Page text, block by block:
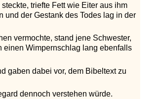
triefte Fett wie Eiter aus ihm
und der Gestank des Todes lag in der
vermochte, stand jene Schwester,
einen Wimpernschlag lang ebenfalls
gaben dabei vor, dem Bibeltext zu
dennoch verstehen würde.